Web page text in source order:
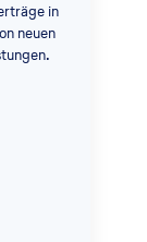
in
neuen